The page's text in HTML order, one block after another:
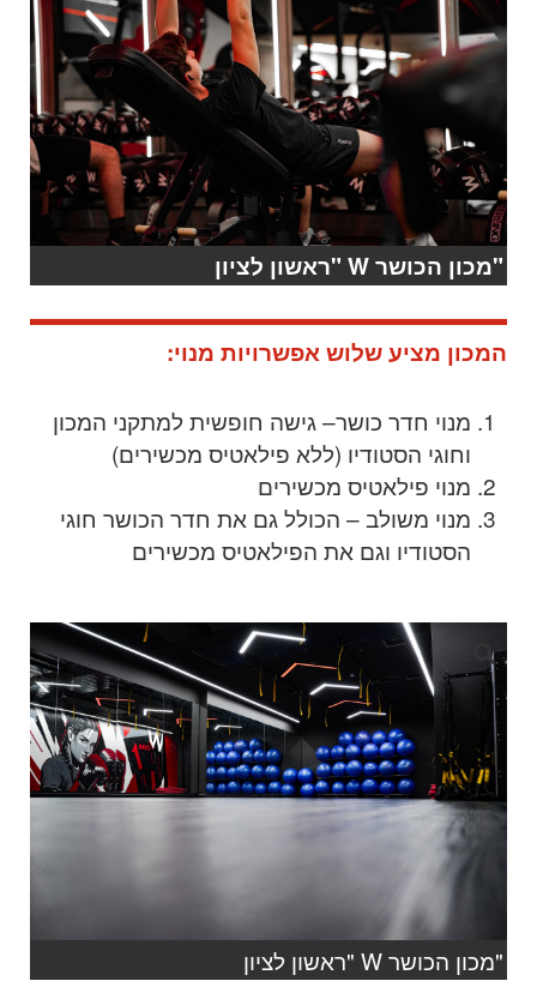
"מכון הכושר W "ראשון לציון
המכון מציע שלוש אפשרויות מנוי:
מנוי חדר כושר– גישה חופשית למתקני המכון
וחוגי הסטודיו (ללא פילאטיס מכשירים)
מנוי פילאטיס מכשירים
מנוי משולב – הכולל גם את חדר הכושר חוגי
הסטודיו וגם את הפילאטיס מכשירים
"מכון הכושר W "ראשון לציון